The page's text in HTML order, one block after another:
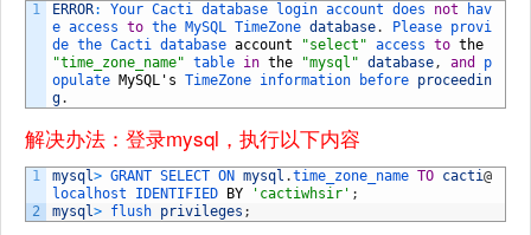
1 ERROR: Your Cacti database login account does not
hav
e access to the MySQL TimeZone database. Please provi
de the Cacti database account "select" access to the
"time_zone_name" table in the "mysql" database, and
p
opulate MySQL ' s TimeZone information before proceedin
g.
解决办法：登录mysql，执行以下内容
1
2
mysql> GRANT SELECT ON mysql .time_zone_name TO cacti@
localhost IDENTIFIED BY 'cactiwhsir' ;
mysql> flush privileges ;